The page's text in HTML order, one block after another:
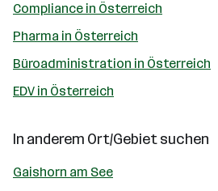
Compliance in Österreich
Pharma in Österreich
Büroadministration in Österreich
EDV in Österreich
In anderem Ort/Gebiet suchen
Gaishorn am See